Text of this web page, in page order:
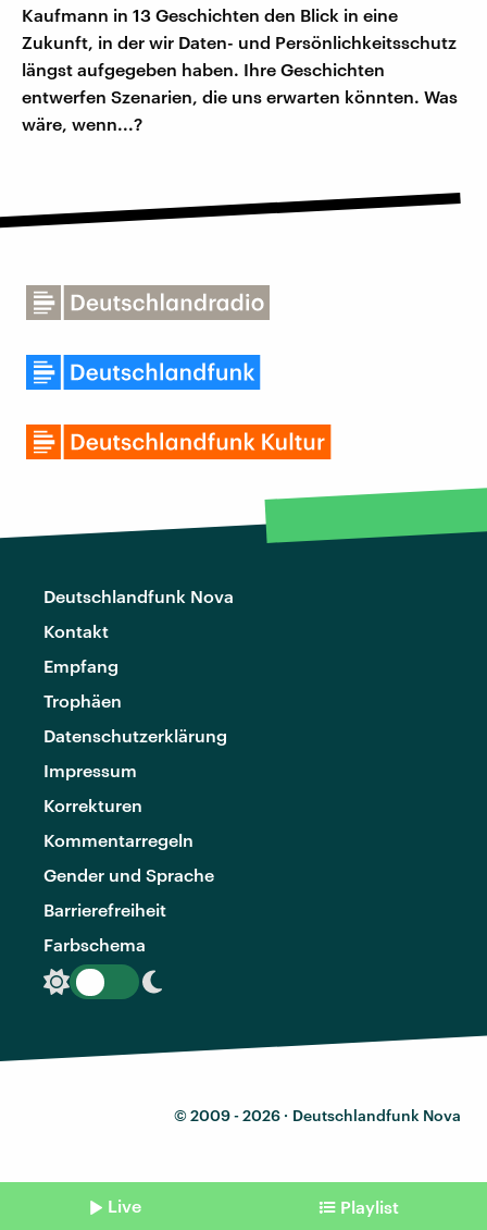
Kaufmann in 13 Geschichten den Blick in eine
Zukunft, in der wir Daten- und Persönlichkeitsschutz
längst aufgegeben haben. Ihre Geschichten
entwerfen Szenarien, die uns erwarten könnten. Was
wäre, wenn...?
Deutschlandfunk Nova
Kontakt
Empfang
Trophäen
Datenschutzerklärung
Impressum
Korrekturen
Kommentarregeln
Gender und Sprache
Barrierefreiheit
Farbschema
© 2009 - 2026 · Deutschlandfunk Nova
Live Playlist